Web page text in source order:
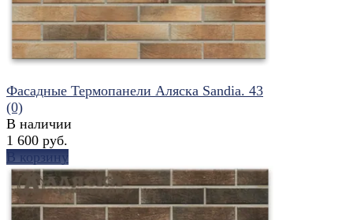
Фасадные Термопанели Аляска Sandia. 43
(0)
В наличии
1 600 руб.
В корзину